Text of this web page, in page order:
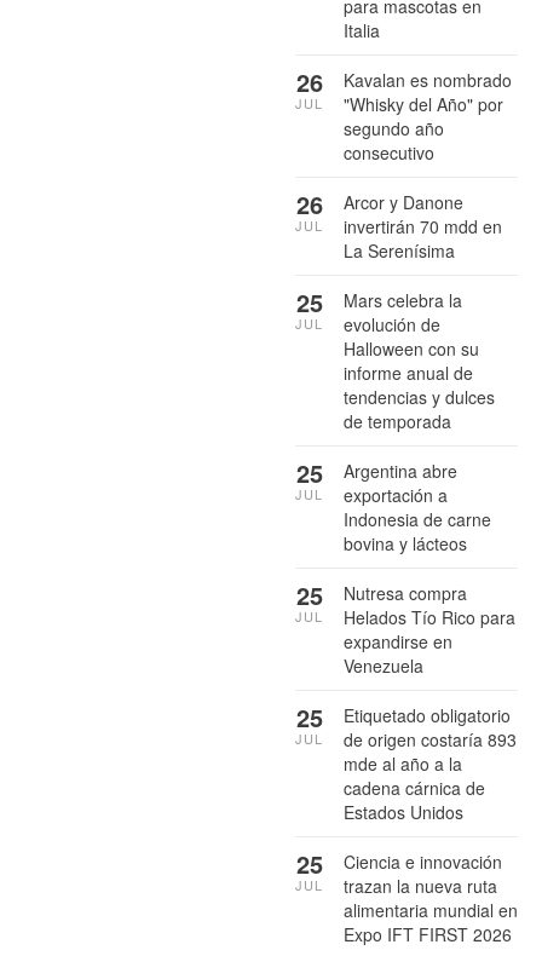
para mascotas en
Italia
Kavalan es nombrado
"Whisky del Año" por
segundo año
consecutivo
26
JUL
Arcor y Danone
invertirán 70 mdd en
La Serenísima
26
JUL
Mars celebra la
evolución de
Halloween con su
informe anual de
tendencias y dulces
de temporada
25
JUL
Argentina abre
exportación a
Indonesia de carne
bovina y lácteos
25
JUL
Nutresa compra
Helados Tío Rico para
expandirse en
Venezuela
25
JUL
Etiquetado obligatorio
de origen costaría 893
mde al año a la
cadena cárnica de
Estados Unidos
25
JUL
Ciencia e innovación
trazan la nueva ruta
alimentaria mundial en
Expo IFT FIRST 2026
25
JUL